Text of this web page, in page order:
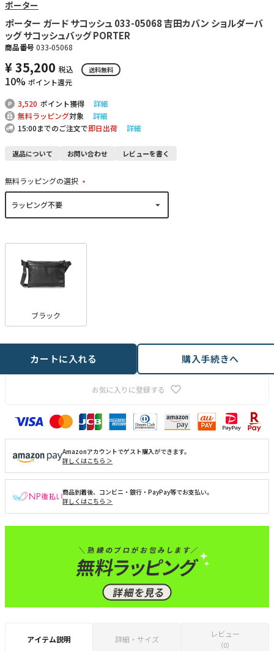
ポーター
ポーター ガード サコッシュ 033-05068 吉田カバン ショルダーバ
ッグ サコッシュバッグ PORTER
商品番号 033-05068
¥35,200 税込 送料無料
10% ポイント還元
3,520 ポイント獲得
詳細
無料ラッピング対象
詳細
15:00までのご注文で即日出荷 詳細
返品について お問い合わせ レビューを書く
無料ラッピングの選択
(
ブラック
お気に入りに登録する
カートに入れる 購入手続きへ
Amazonアカウントでゲスト購入ができます。
詳しくはこちら ＞
商品到着後、コンビニ・銀行・PayPay等でお支払い。
詳しくはこちら ＞
アイテム説明 詳細・サイズ
レビュー
（0）